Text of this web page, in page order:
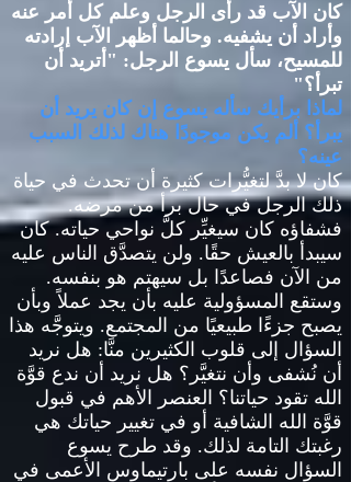
كان الآب قد رأى الرجل وعلم كل أمر عنه
وأراد أن يشفيه. وحالما أظهر الآب إرادته
للمسيح، سأل يسوع الرجل: " أتريد أن
تبرأ؟"
لماذا برأيك سأله يسوع إن كان يريد أن
يبرأ؟ ألم يكن موجودًا هناك لذلك السبب
عينه؟
كان لا بدَّ لتغيُّرات كثيرة أن تحدث في حياة
ذلك الرجل في حال برأ من مرضه.
فشفاؤه كان سيغيِّر كلَّ نواحي حياته.كان
سيبدأ بالعيش حقًا. ولن يتصدَّق الناس عليه
من الآن فصاعدًا بل سيهتم هو بنفسه.
وستقع المسؤولية عليه بأن يجد عملاً وبأن
يصبح جزءًا طبيعيًا من المجتمع. ويتوجَّه هذا
السؤال إلى قلوب الكثيرين منَّا: هل نريد
أن نُشفى وأن نتغيَّر؟ هل نريد أن ندع قوَّة
الله تقود حياتنا؟ العنصر الأهم في قبول
قوَّة الله الشافية أو في تغيير حياتك هي
رغبتك التامة لذلك. وقد طرح يسوع
السؤال نفسه على بارتيماوس الأعمى في